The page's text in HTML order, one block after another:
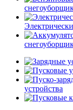
устройства